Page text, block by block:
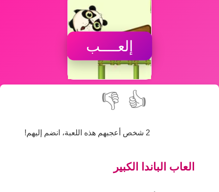
إلعــــب
👍
👎
2 شخص أعجبهم هذه اللعبة، انضم إليهم!
العاب الباندا الكبير